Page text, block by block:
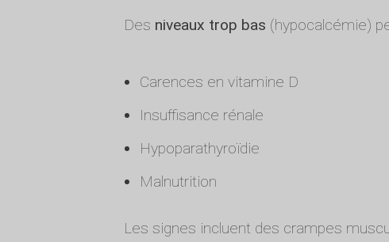
Des niveaux trop bas (hypocalcémie)
Carences en vitamine D
Insuffisance rénale
Hypoparathyroïdie
Malnutrition
Les signes incluent des crampes